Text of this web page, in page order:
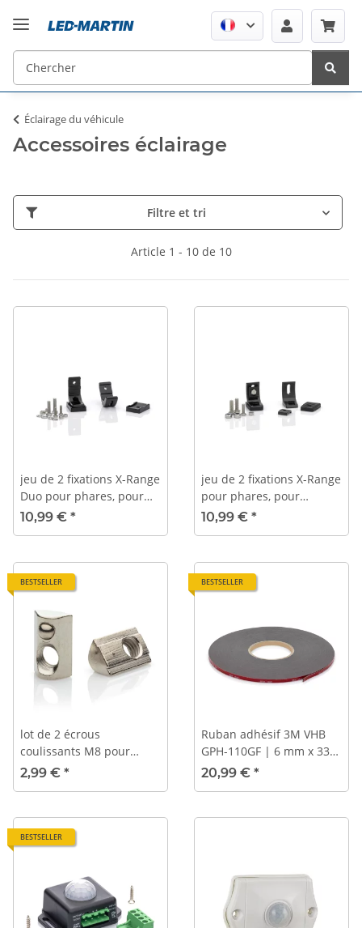
Éclairage du véhicule
Accessoires éclairage
Filtre et tri
Article 1 - 10 de 10
jeu de 2 fixations X-Range
Duo pour phares, pour
montage central
10,99 € *
jeu de 2 fixations X-Range
pour phares, pour
montage central / arrière
10,99 € *
BESTSELLER
lot de 2 écrous
coulissants M8 pour
éclairage périphérique
2,99 € *
BESTSELLER
Ruban adhésif 3M VHB
GPH-110GF | 6 mm x 33
m | adapté à l'éclairage
20,99 € *
BESTSELLER